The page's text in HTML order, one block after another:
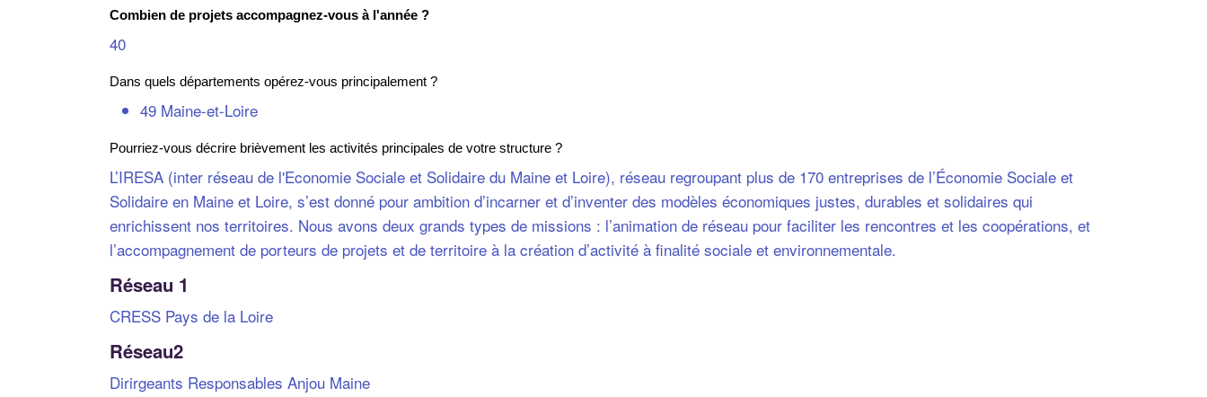
Combien de projets accompagnez-vous à l'année ?
40
Dans quels départements opérez-vous principalement ?
49 Maine-et-Loire
Pourriez-vous décrire brièvement les activités principales de votre structure ?
L’IRESA (inter réseau de l'Economie Sociale et Solidaire du Maine et Loire), réseau regroupant plus de 170 entreprises de l’Économie Sociale et
Solidaire en Maine et Loire, s’est donné pour ambition d’incarner et d’inventer des modèles économiques justes, durables et solidaires qui
enrichissent nos territoires. Nous avons deux grands types de missions : l’animation de réseau pour faciliter les rencontres et les coopérations, et
l’accompagnement de porteurs de projets et de territoire à la création d’activité à finalité sociale et environnementale.
Réseau 1
CRESS Pays de la Loire
Réseau2
Dirirgeants Responsables Anjou Maine